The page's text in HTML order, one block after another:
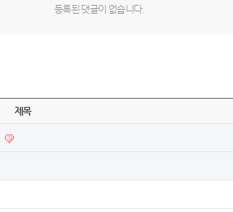
등록된 댓글이 없습니다.
제목